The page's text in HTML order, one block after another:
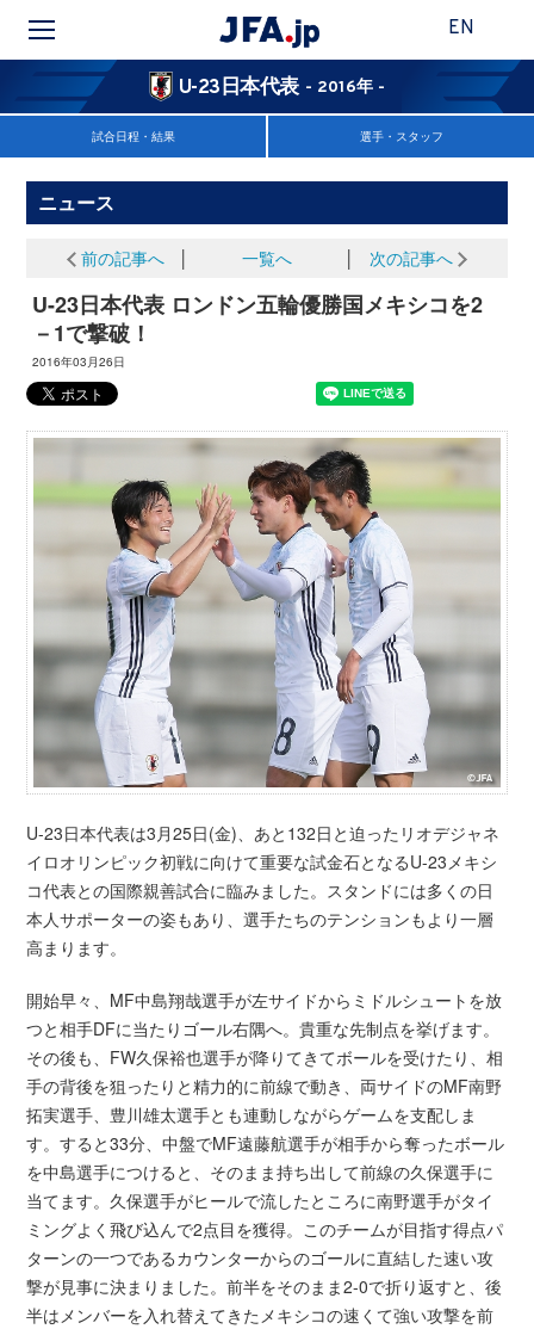
EN
U-23日本代表 - 2016年 -
試合日程・結果 選手・スタッフ
ニュース
前の記事へ 一覧へ 次の記事へ
U-23日本代表 ロンドン五輪優勝国メキシコを2
－1で撃破！
2016年03月26日
U-23日本代表は3月25日(金)、あと132日と迫ったリオデジャネ
イロオリンピック初戦に向けて重要な試金石となるU-23メキシ
コ代表との国際親善試合に臨みました。スタンドには多くの日
本人サポーターの姿もあり、選手たちのテンションもより一層
高まります。
開始早々、MF中島翔哉選手が左サイドからミドルシュートを放
つと相手DFに当たりゴール右隅へ。貴重な先制点を挙げます。
その後も、FW久保裕也選手が降りてきてボールを受けたり、相
手の背後を狙ったりと精力的に前線で動き、両サイドのMF南野
拓実選手、豊川雄太選手とも連動しながらゲームを支配しま
す。すると33分、中盤でMF遠藤航選手が相手から奪ったボール
を中島選手につけると、そのまま持ち出して前線の久保選手に
当てます。久保選手がヒールで流したところに南野選手がタイ
ミングよく飛び込んで2点目を獲得。このチームが目指す得点パ
ターンの一つであるカウンターからのゴールに直結した速い攻
撃が見事に決まりました。前半をそのまま2-0で折り返すと、後
半はメンバーを入れ替えてきたメキシコの速くて強い攻撃を前